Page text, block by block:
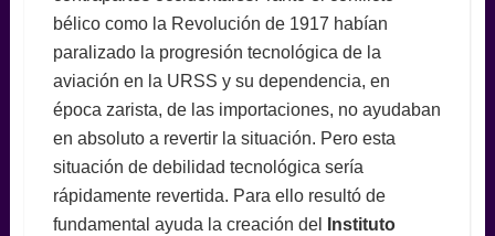
bélico como la Revolución de 1917 habían
paralizado la progresión tecnológica de la
aviación en la URSS y su dependencia, en
época zarista, de las importaciones, no ayudaban
en absoluto a revertir la situación. Pero esta
situación de debilidad tecnológica sería
rápidamente revertida. Para ello resultó de
fundamental ayuda la creación del
nstituto